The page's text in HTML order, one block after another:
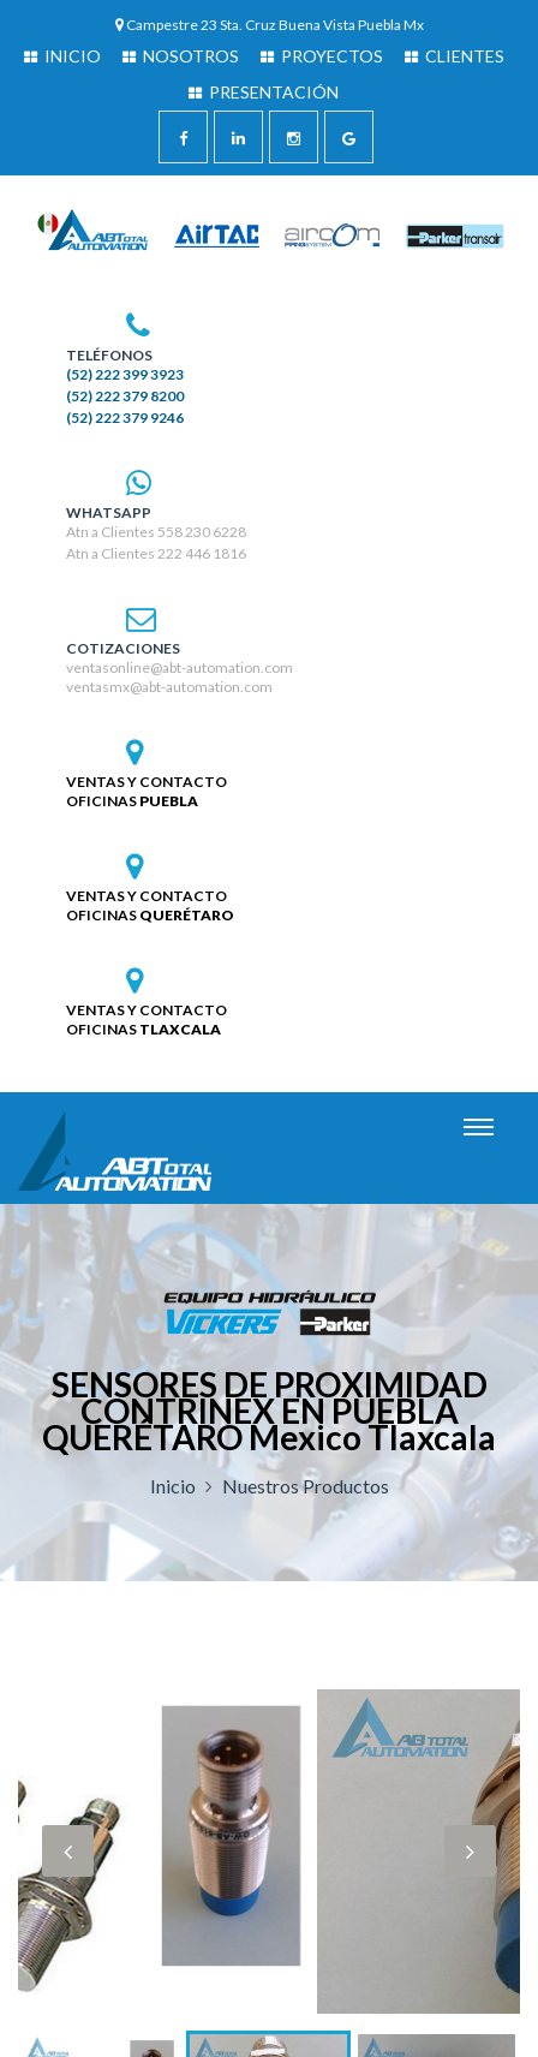
Campestre 23 Sta. Cruz Buena Vista Puebla Mx
INICIO NOSOTROS PROYECTOS
CLIENTES
PRESENTACIÓN
TELÉFONOS
(52) 222 399 3923
(52) 222 379 8200
(52) 222 379 9246
WHATSAPP
Atn a Clientes 558 230 6228
Atn a Clientes 222 446 1816
COTIZACIONES
ventasonline@abt-automation.com
ventasmx@abt-automation.com
VENTAS Y CONTACTO
OFICINAS PUEBLA
VENTAS Y CONTACTO
OFICINAS QUERÉTARO
VENTAS Y CONTACTO
OFICINAS TLAXCALA
SENSORES DE PROXIMIDAD
CONTRINEX EN PUEBLA
QUERÉTARO Mexico Tlaxcala
Inicio Nuestros Productos